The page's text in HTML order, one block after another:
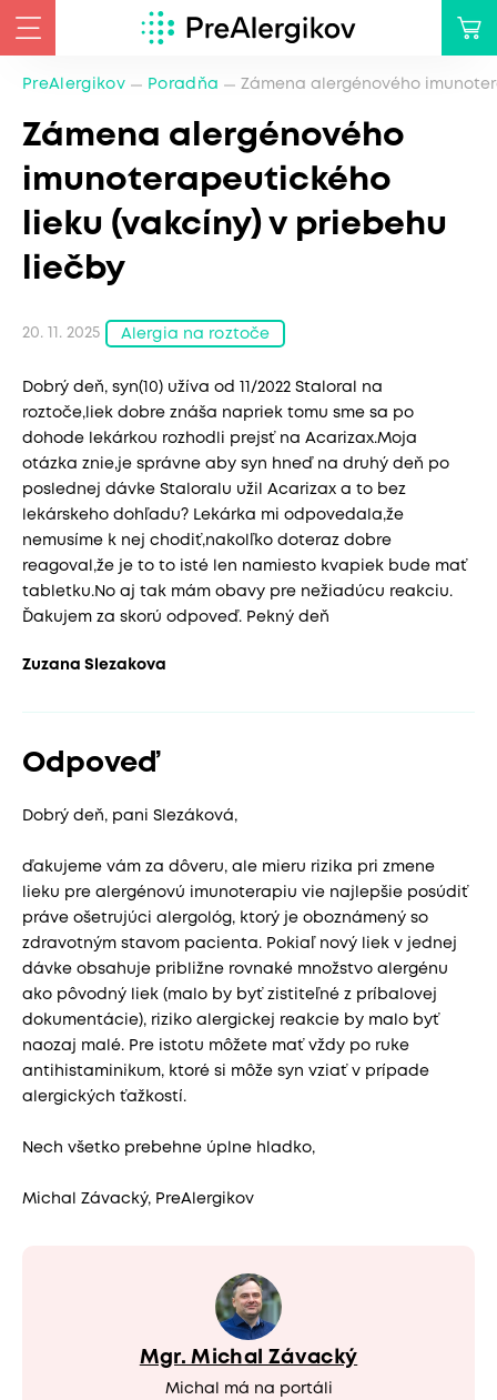
PreAlergikov Poradňa Zámena alergénového
Zámena alergénového
imunoterapeutického
lieku (vakcíny) v priebehu
liečby
20. 11. 2025 Alergia na roztoče
Dobrý deň, syn(10) užíva od 11/2022 Staloral na
roztoče,liek dobre znáša napriek tomu sme sa po
dohode lekárkou rozhodli prejsť na Acarizax.Moja
otázka znie,je správne aby syn hneď na druhý deň po
poslednej dávke Staloralu užil Acarizax a to bez
lekárskeho dohľadu? Lekárka mi odpovedala,že
nemusíme k nej chodiť,nakolľko doteraz dobre
reagoval,že je to to isté len namiesto kvapiek bude mať
tabletku.No aj tak mám obavy pre nežiadúcu reakciu.
Ďakujem za skorú odpoveď. Pekný deň
Zuzana Slezakova
Odpoveď
Dobrý deň, pani Slezáková,
ďakujeme vám za dôveru, ale mieru rizika pri zmene
lieku pre alergénovú imunoterapiu vie najlepšie posúdiť
práve ošetrujúci alergológ, ktorý je oboznámený so
zdravotným stavom pacienta. Pokiaľ nový liek v jednej
dávke obsahuje približne rovnaké množstvo alergénu
ako pôvodný liek (malo by byť zistiteľné z príbalovej
dokumentácie), riziko alergickej reakcie by malo byť
naozaj malé. Pre istotu môžete mať vždy po ruke
antihistaminikum, ktoré si môže syn vziať v prípade
alergických ťažkostí.
Nech všetko prebehne úplne hladko,
Michal Závacký, PreAlergikov
Mgr. Michal Závacký
Michal má na portáli